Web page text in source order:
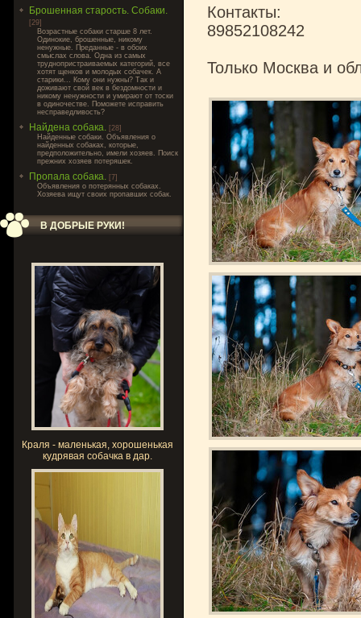
Брошенная старость. Собаки.
[29]
Возрастные собаки старше 8 лет.
Одинокие, брошенные, никому
ненужные. Преданные - в обоих
смыслах слова. Одна из самых
труднопристраиваемых категорий, все
хотят щенков и молодых собачек. А
старики... Кому они нужны? Так и
доживают свой век в бездомности и
никому ненужности и умирают от тоски
в одиночестве. Поможете исправить
несправедливость?
Найдена собака. [28]
Найденные собаки. Объявления о
найденных собаках, которые,
предположительно, имели хозяев. Поиск
прежних хозяев потеряшек.
Пропала собака. [7]
Объявления о потерянных собаках.
Хозяева ищут своих пропавших собак.
В ДОБРЫЕ РУКИ!
Краля - маленькая, хорошенькая
кудрявая собачка в дар.
Контакты:
89852108242
Только Москва и